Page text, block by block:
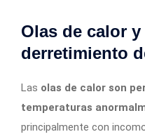
Olas de calor
derretimiento
Las olas de calor son
temperaturas
principalmente con